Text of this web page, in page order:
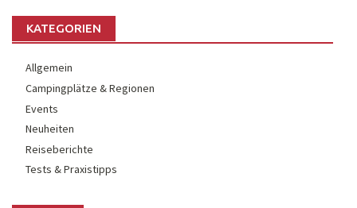
KATEGORIEN
Allgemein
Campingplätze & Regionen
Events
Neuheiten
Reiseberichte
Tests & Praxistipps